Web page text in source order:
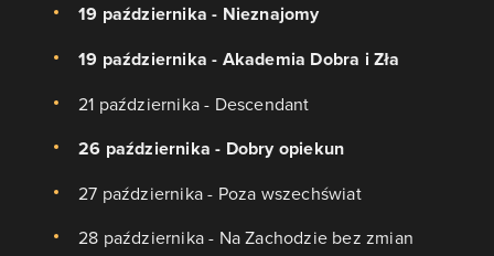
19 października - Nieznajomy
19 października - Akademia Dobra i Zła
21 października - Descendant
26 października - Dobry opiekun
27 października - Poza wszechświat
28 października - Na Zachodzie bez zmian